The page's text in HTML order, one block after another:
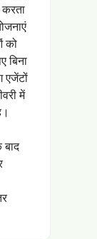
को
बिना
एजेंटों
में